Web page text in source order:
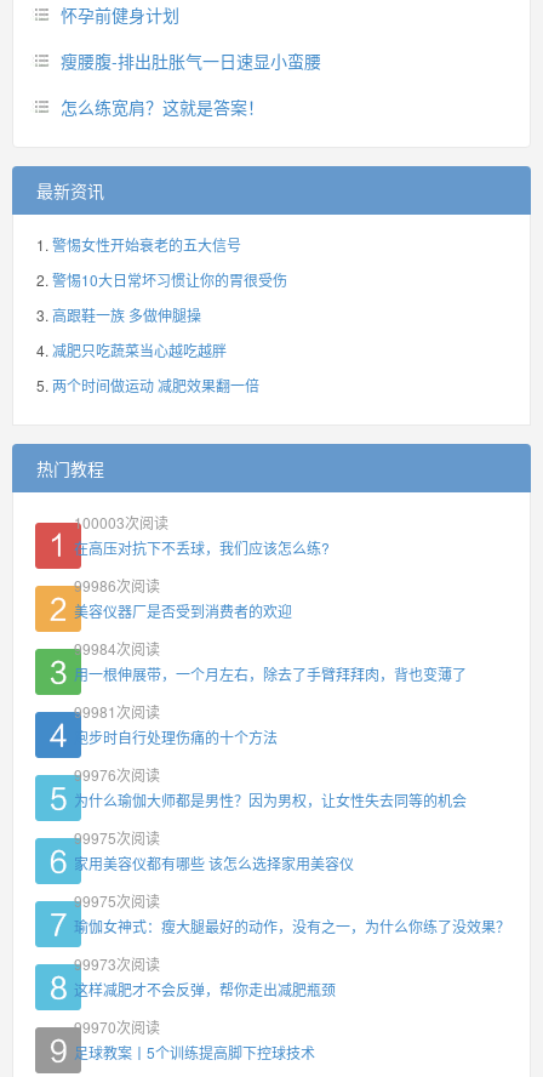
怀孕前健身计划
瘦腰腹-排出肚胀气一日速显小蛮腰
怎么练宽肩？这就是答案！
最新资讯
警惕女性开始衰老的五大信号
警惕10大日常坏习惯让你的胃很受伤
高跟鞋一族 多做伸腿操
减肥只吃蔬菜当心越吃越胖
两个时间做运动 减肥效果翻一倍
热门教程
100003次阅读
在高压对抗下不丢球，我们应该怎么练?
99986次阅读
美容仪器厂是否受到消费者的欢迎
99984次阅读
用一根伸展带，一个月左右，除去了手臂拜拜肉，背也变薄了
99981 次阅读
跑步时自行处理伤痛的十个方法
99976次阅读
为什么瑜伽大师都是男性？因为男权，让女性失去同等的机会
99975次阅读
家用美容仪都有哪些 该怎么选择家用美容仪
99975次阅读
瑜伽女神式：瘦大腿最好的动作，没有之一，为什么你练了没效果？
99973次阅读
这样减肥才不会反弹，帮你走出减肥瓶颈
99970次阅读
足球教案丨5个训练提高脚下控球技术